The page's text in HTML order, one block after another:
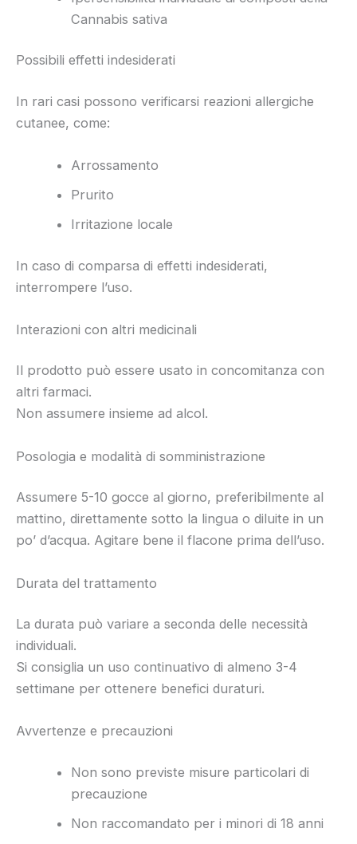
Cannabis sativa
Possibili effetti indesiderati
In rari casi possono verificarsi reazioni allergiche
cutanee, come:
Arrossamento
Prurito
Irritazione locale
In caso di comparsa di effetti indesiderati,
interrompere l’uso.
Interazioni con altri medicinali
Il prodotto può essere usato in concomitanza con
altri farmaci.
Non assumere insieme ad alcol.
Posologia e modalità di somministrazione
Assumere 5-10 gocce al giorno, preferibilmente al
mattino, direttamente sotto la lingua o diluite in un
po’ d’acqua. Agitare bene il flacone prima dell’uso.
Durata del trattamento
La durata può variare a seconda delle necessità
individuali.
Si consiglia un uso continuativo di almeno 3-4
settimane per ottenere benefici duraturi.
Avvertenze e precauzioni
Non sono previste misure particolari di
precauzione
Non raccomandato per i minori di 18 anni